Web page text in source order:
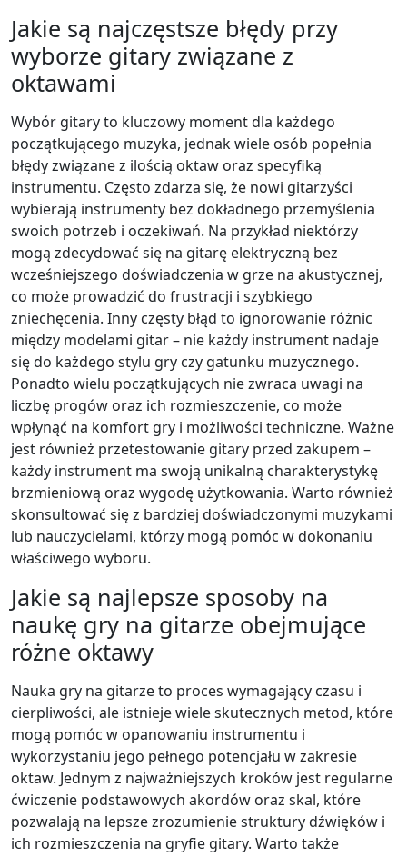
Jakie są najczęstsze błędy przy
wyborze gitary związane z
oktawami
Wybór gitary to kluczowy moment dla każdego
początkującego muzyka, jednak wiele osób popełnia
błędy związane z ilością oktaw oraz specyfiką
instrumentu. Często zdarza się, że nowi gitarzyści
wybierają instrumenty bez dokładnego przemyślenia
swoich potrzeb i oczekiwań. Na przykład niektórzy
mogą zdecydować się na gitarę elektryczną bez
wcześniejszego doświadczenia w grze na akustycznej,
co może prowadzić do frustracji i szybkiego
zniechęcenia. Inny częsty błąd to ignorowanie różnic
między modelami gitar – nie każdy instrument nadaje
się do każdego stylu gry czy gatunku muzycznego.
Ponadto wielu początkujących nie zwraca uwagi na
liczbę progów oraz ich rozmieszczenie, co może
wpłynąć na komfort gry i możliwości techniczne. Ważne
jest również przetestowanie gitary przed zakupem –
każdy instrument ma swoją unikalną charakterystykę
brzmieniową oraz wygodę użytkowania. Warto również
skonsultować się z bardziej doświadczonymi muzykami
lub nauczycielami, którzy mogą pomóc w dokonaniu
właściwego wyboru.
Jakie są najlepsze sposoby na
naukę gry na gitarze obejmujące
różne oktawy
Nauka gry na gitarze to proces wymagający czasu i
cierpliwości, ale istnieje wiele skutecznych metod, które
mogą pomóc w opanowaniu instrumentu i
wykorzystaniu jego pełnego potencjału w zakresie
oktaw. Jednym z najważniejszych kroków jest regularne
ćwiczenie podstawowych akordów oraz skal, które
pozwalają na lepsze zrozumienie struktury dźwięków i
ich rozmieszczenia na gryfie gitary. Warto także